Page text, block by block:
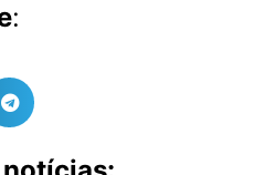
: